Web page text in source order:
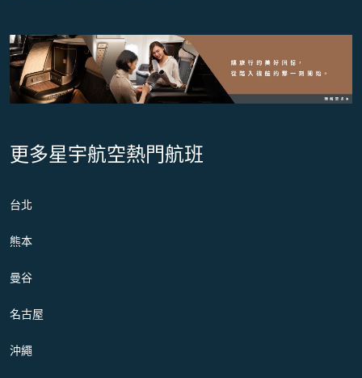
更多星宇航空熱門航班
台北
熊本
曼谷
名古屋
沖繩